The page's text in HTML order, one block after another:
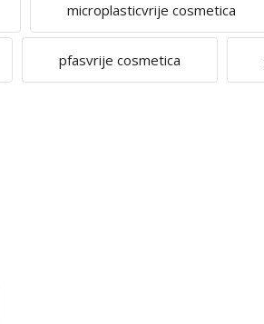
microplasticvrije cosmetica
pfasvrije cosmetica